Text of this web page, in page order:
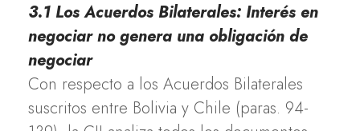
3.1 Los Acuerdos Bilaterales: Interés en
negociar no genera una obligación de
negociar
Con respecto a los Acuerdos Bilaterales
suscritos entre Bolivia y Chile (paras. 94-